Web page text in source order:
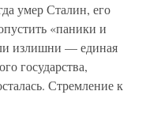
умер Сталин, его
«паники и
излишни — единая
государства,
Стремление к